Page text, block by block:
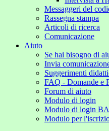
Messaggeri del
Rassegna stampa
Articoli di ricerca
Comunicazione
Aiuto
Se hai bisogno di
Invia
Suggerimenti
FAQ - Domande e
Forum di aiuto
Modulo di login
Modulo di login
Modulo per